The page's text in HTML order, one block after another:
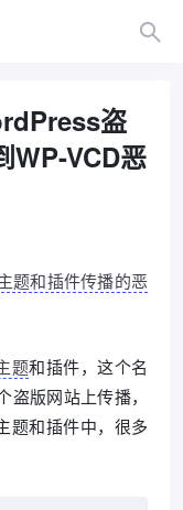
盗
WP-VCD恶
题和插件传播的恶
题和插件，这个名
版网站上传播，
题和插件中，很多